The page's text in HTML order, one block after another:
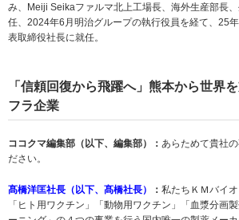
み、Meiji Seikaファルマ北上工場長、海外生産部長
任、2024年6月明治グループの執行役員を経て、25
表取締役社長に就任。
「信頼回復から飛躍へ」熊本から世界
フラ企業
ココクマ編集部（以下、編集部）： あらためて貴社
ださい。
髙橋洋匡社長（以下、髙橋社長） ： 私たちＫＭバイ
「ヒト用ワクチン」「動物用ワクチン」「血漿分画